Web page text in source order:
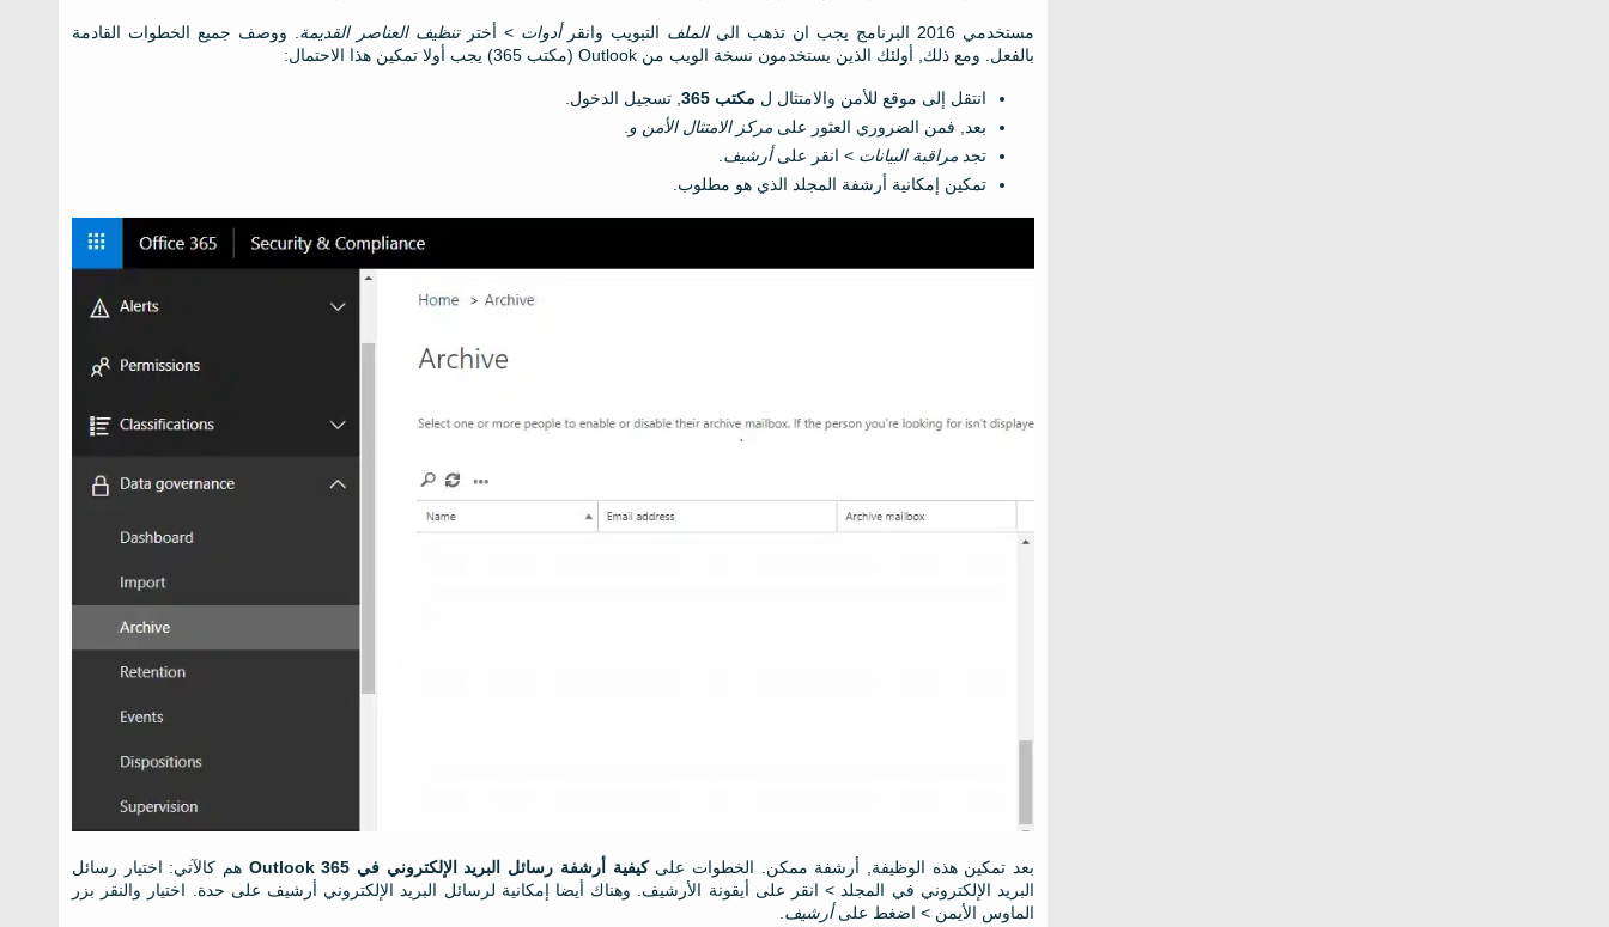
مستخدمي 2016 البرنامج يجب ان تذهب الى الملف التبويب وانقرأدوات> أختر تنظيف العناصر القديمة . ووصف جميع الخطوات القادمة
بالفعل. ومع ذلك, أولئك الذين يستخدمون نسخة الويب من Outlook (مكتب 365) يجب أولا تمكين هذا الاحتمال:
انتقل إلى موقع للأمن والامتثال ل مكتب 365
, تسجيل الدخول.
بعد, فمن الضروري العثور على مركز الامتثال الأمن و
تجد مراقبة البيانات > انقر علىأرشيف
تمكين إمكانية أرشفة المجلد الذي هو مطلوب.
بعد تمكين هذه الوظيفة, أرشفة ممكن. الخطوات علىكيفية أرشفة رسائل البريد الإلكتروني في Outlook 365
هم كالآتي: اختيار رسائل
البريد الإلكتروني في المجلد > انقر على أيقونة الأرشيف. وهناك أيضا إمكانية لرسائل البريد الإلكتروني أرشيف على حدة. اختيار والنقر بزر
الماوس الأيمن > اضغط علىأرشيف.